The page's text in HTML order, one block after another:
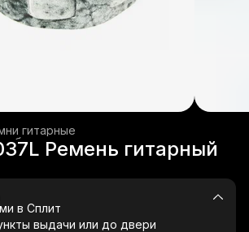
гитарные
оборудование
инструменты ›
Ремень гитарный
в Сплит
выдачи или до двери